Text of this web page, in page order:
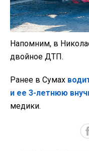
Напомним, в
двойное ДТП.
Ранее в Сумах
и ее 3-летнюю
медики.